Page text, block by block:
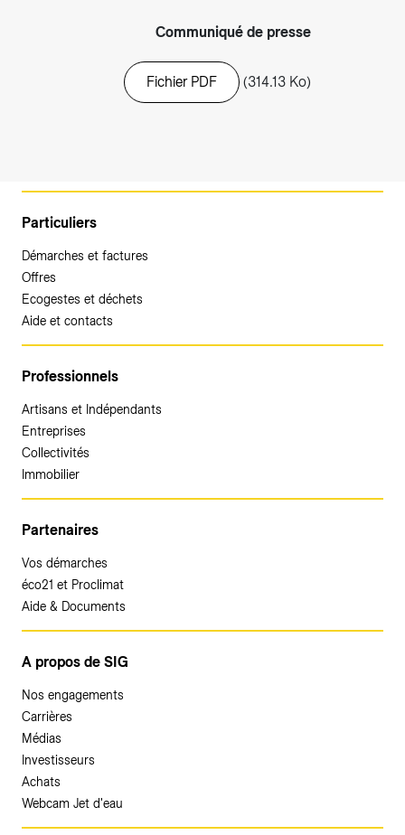
Communiqué de presse
Fichier PDF (314.13 Ko)
Particuliers
Démarches et factures
Offres
Ecogestes et déchets
Aide et contacts
Professionnels
Artisans et Indépendants
Entreprises
Collectivités
Immobilier
Partenaires
Vos démarches
éco21 et Proclimat
Aide & Documents
A propos de SIG
Nos engagements
Carrières
Médias
Investisseurs
Achats
Webcam Jet d'eau